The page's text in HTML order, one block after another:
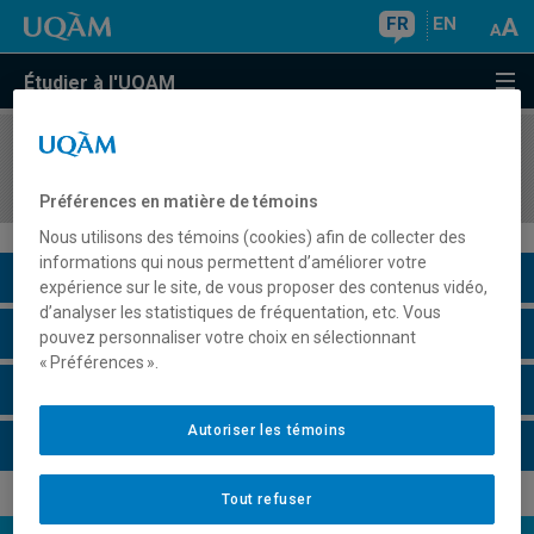
FR EN
Étudier à l'UQAM
COURS//
Description du cours
Horaire - Été 2026
Préférences en matière de témoins
Nous utilisons des témoins (cookies) afin de collecter des
informations qui nous permettent d’améliorer votre
expérience sur le site, de vous proposer des contenus vidéo,
d’analyser les statistiques de fréquentation, etc. Vous
pouvez personnaliser votre choix en sélectionnant
« Préférences ».
Tout refuser
Autoriser les témoins